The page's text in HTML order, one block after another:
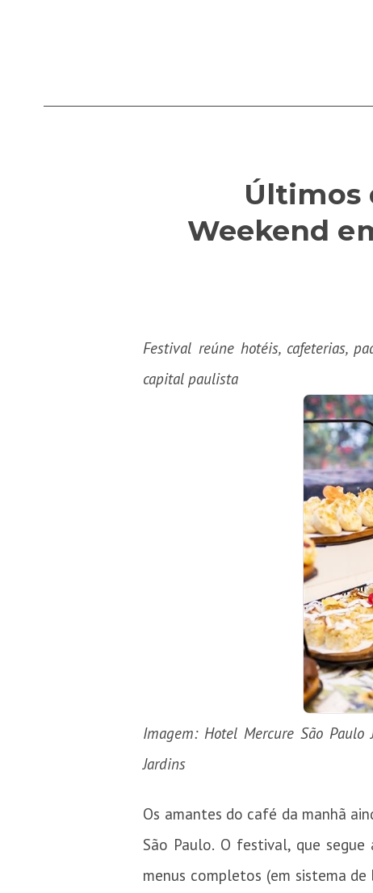
Últimos
Weekend
Festival reúne hotéis, cafeterias,
capital paulista
Imagem: Hotel Mercure São
Jardins
Os amantes do café da manhã
São Paulo. O festival, que
menus completos (em sistema